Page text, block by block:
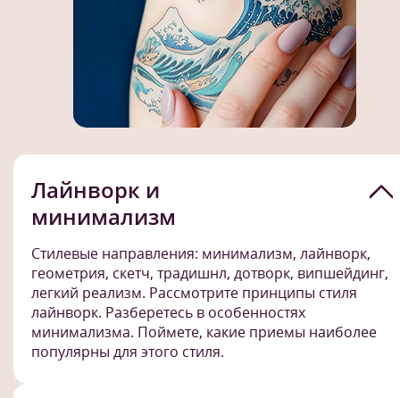
Лайнворк и
минимализм
Стилевые направления: минимализм, лайнворк,
геометрия, скетч, традишнл, дотворк, випшейдинг,
легкий реализм. Рассмотрите принципы стиля
лайнворк. Разберетесь в особенностях
минимализма. Поймете, какие приемы наиболее
популярны для этого стиля.